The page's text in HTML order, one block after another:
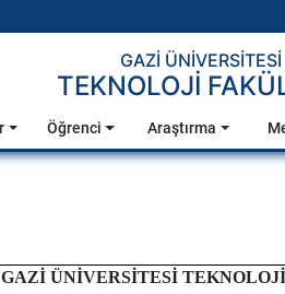
GAZİ ÜNİVERSİTESİ
TEKNOLOJİ
Öğrenci Araştırma
GAZİ ÜNİVERSİTESİ